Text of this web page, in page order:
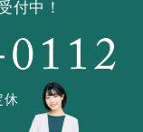
付中！
休